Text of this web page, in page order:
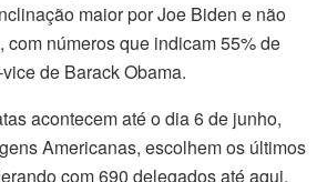
maior por Joe Biden e não
com números que indicam 55% de
de Barack Obama.
acontecem até o dia 6 de junho,
Americanas, escolhem os últimos
com 690 delegados até aqui,